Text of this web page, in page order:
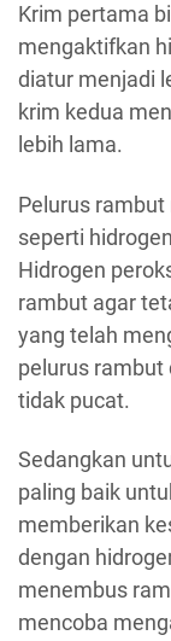
Krim pertama
mengaktifkan
diatur menjadi
krim kedua
lebih lama.
Pelurus
seperti
Hidrogen
rambut agar
yang telah
pelurus rambut
tidak pucat.
Sedangkan
paling baik
memberikan
dengan
menembus
mencoba